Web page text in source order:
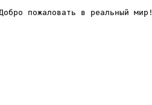
пожаловать в реальный мир!